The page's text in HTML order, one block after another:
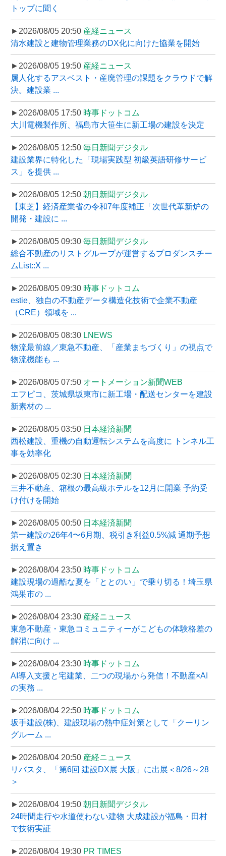
トップに聞く
►2026/08/05 20:50 産経ニュース
清水建設と建物管理業務のDX化に向けた協業を開始
►2026/08/05 19:50 産経ニュース
属人化するアスベスト・産廃管理の課題をクラウドで解
決。建設業 ...
►2026/08/05 17:50 時事ドットコム
大川電機製作所、福島市大笹生に新工場の建設を決定
►2026/08/05 12:50 毎日新聞デジタル
建設業界に特化した「現場実践型 初級英語研修サービ
ス」を提供 ...
►2026/08/05 12:50 朝日新聞デジタル
【東芝】経済産業省の令和7年度補正「次世代革新炉の
開発・建設に ...
►2026/08/05 09:30 毎日新聞デジタル
総合不動産のリストグループが運営するプロダンスチー
ムList::X ...
►2026/08/05 09:30 時事ドットコム
estie、独自の不動産データ構造化技術で企業不動産
（CRE）領域を ...
►2026/08/05 08:30 LNEWS
物流最前線／東急不動産、「産業まちづくり」の視点で
物流機能も ...
►2026/08/05 07:50 オートメーション新聞WEB
エフピコ、茨城県坂東市に新工場・配送センターを建設
新素材の ...
►2026/08/05 03:50 日本経済新聞
西松建設、重機の自動運転システムを高度に トンネル工
事を効率化
►2026/08/05 02:30 日本経済新聞
三井不動産、箱根の最高級ホテルを12月に開業 予約受
け付けを開始
►2026/08/05 00:50 日本経済新聞
第一建設の26年4〜6月期、税引き利益0.5%減 通期予想
据え置き
►2026/08/04 23:50 時事ドットコム
建設現場の過酷な夏を「ととのい」で乗り切る！埼玉県
鴻巣市の ...
►2026/08/04 23:30 産経ニュース
東急不動産・東急コミュニティーがこどもの体験格差の
解消に向け ...
►2026/08/04 23:30 時事ドットコム
AI導入支援と宅建業、二つの現場から発信！不動産×AI
の実務 ...
►2026/08/04 22:50 時事ドットコム
坂手建設(株)、建設現場の熱中症対策として「クーリン
グルーム ...
►2026/08/04 20:50 産経ニュース
リバスタ、「第6回 建設DX展 大阪」に出展＜8/26～28
＞
►2026/08/04 19:50 朝日新聞デジタル
24時間走行や水道使わない建物 大成建設が福島・田村
で技術実証
►2026/08/04 19:30 PR TIMES